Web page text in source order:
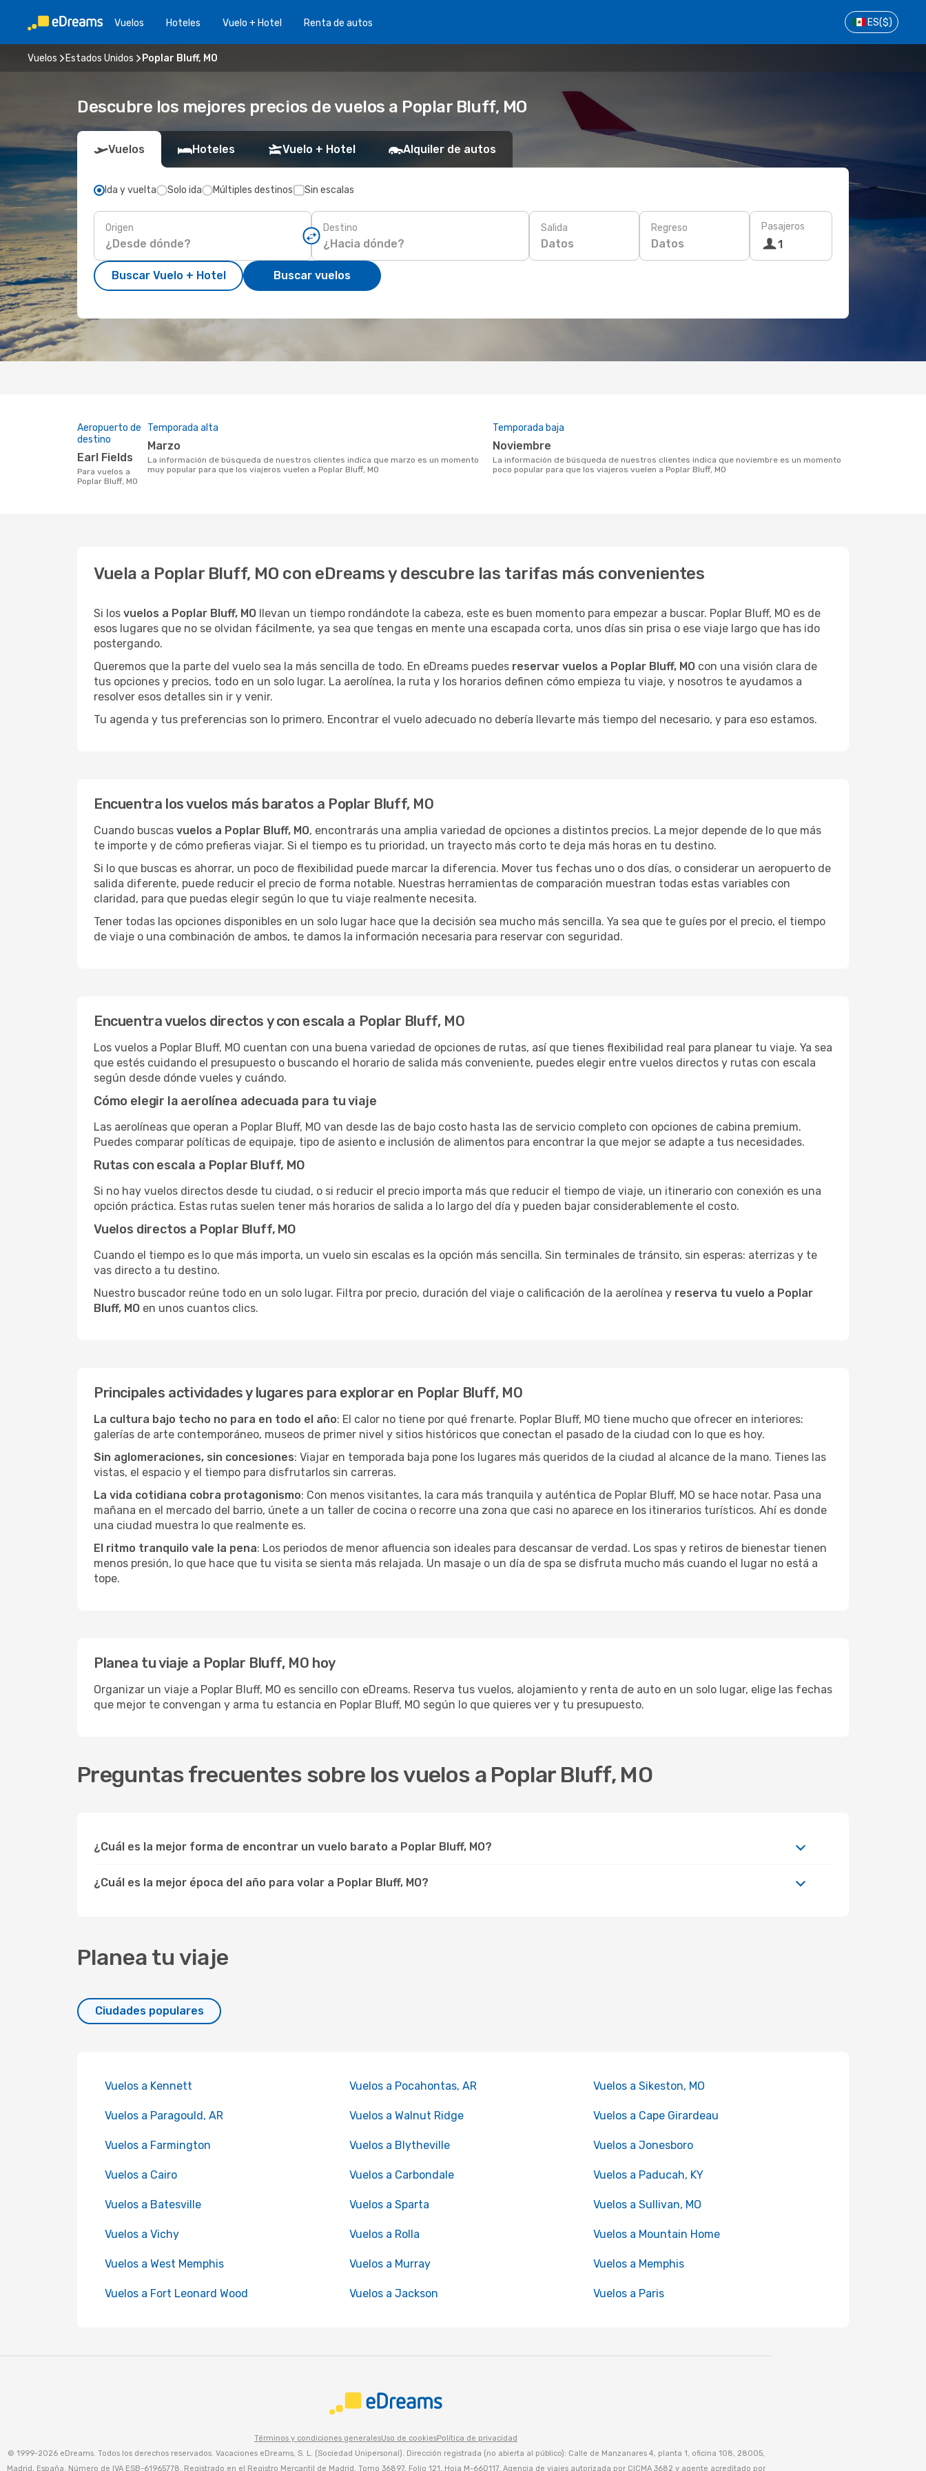
Vuelos Hoteles Vuelo + Hotel Renta de autos ES($)
Vuelos Estados Unidos Poplar Bluff, MO
Descubre los mejores precios de vuelos a Poplar Bluff, MO
Vuelos Hoteles Vuelo + Hotel Alquiler de autos
Ida y vuelta Solo ida Múltiples destinos Sin escalas
Origen Destino Salida
Datos
Regreso
Datos
Pasajeros
1
Buscar Vuelo + Hotel Buscar vuelos
Aeropuerto de
destino
Earl Fields
Para vuelos a
Poplar Bluff, MO
Temporada alta
marzo
La información de búsqueda de nuestros clientes indica que marzo es un momento
muy popular para que los viajeros vuelen a Poplar Bluff, MO
Temporada baja
noviembre
La información de búsqueda de nuestros clientes indica que noviembre es un momento
poco popular para que los viajeros vuelen a Poplar Bluff, MO
Vuela a Poplar Bluff, MO con eDreams y descubre las tarifas más convenientes
Si los vuelos a Poplar Bluff, MO llevan un tiempo rondándote la cabeza, este es buen momento para empezar a buscar. Poplar Bluff, MO es de
esos lugares que no se olvidan fácilmente, ya sea que tengas en mente una escapada corta, unos días sin prisa o ese viaje largo que has ido
postergando.
Queremos que la parte del vuelo sea la más sencilla de todo. En eDreams puedes reservar vuelos a Poplar Bluff, MO con una visión clara de
tus opciones y precios, todo en un solo lugar. La aerolínea, la ruta y los horarios definen cómo empieza tu viaje, y nosotros te ayudamos a
resolver esos detalles sin ir y venir.
Tu agenda y tus preferencias son lo primero. Encontrar el vuelo adecuado no debería llevarte más tiempo del necesario, y para eso estamos.
Encuentra los vuelos más baratos a Poplar Bluff, MO
Cuando buscas vuelos a Poplar Bluff, MO, encontrarás una amplia variedad de opciones a distintos precios. La mejor depende de lo que más
te importe y de cómo prefieras viajar. Si el tiempo es tu prioridad, un trayecto más corto te deja más horas en tu destino.
Si lo que buscas es ahorrar, un poco de flexibilidad puede marcar la diferencia. Mover tus fechas uno o dos días, o considerar un aeropuerto de
salida diferente, puede reducir el precio de forma notable. Nuestras herramientas de comparación muestran todas estas variables con
claridad, para que puedas elegir según lo que tu viaje realmente necesita.
Tener todas las opciones disponibles en un solo lugar hace que la decisión sea mucho más sencilla. Ya sea que te guíes por el precio, el tiempo
de viaje o una combinación de ambos, te damos la información necesaria para reservar con seguridad.
Encuentra vuelos directos y con escala a Poplar Bluff, MO
Los vuelos a Poplar Bluff, MO cuentan con una buena variedad de opciones de rutas, así que tienes flexibilidad real para planear tu viaje. Ya sea
que estés cuidando el presupuesto o buscando el horario de salida más conveniente, puedes elegir entre vuelos directos y rutas con escala
según desde dónde vueles y cuándo.
Cómo elegir la aerolínea adecuada para tu viaje
Las aerolíneas que operan a Poplar Bluff, MO van desde las de bajo costo hasta las de servicio completo con opciones de cabina premium.
Puedes comparar políticas de equipaje, tipo de asiento e inclusión de alimentos para encontrar la que mejor se adapte a tus necesidades.
Rutas con escala a Poplar Bluff, MO
Si no hay vuelos directos desde tu ciudad, o si reducir el precio importa más que reducir el tiempo de viaje, un itinerario con conexión es una
opción práctica. Estas rutas suelen tener más horarios de salida a lo largo del día y pueden bajar considerablemente el costo.
Vuelos directos a Poplar Bluff, MO
Cuando el tiempo es lo que más importa, un vuelo sin escalas es la opción más sencilla. Sin terminales de tránsito, sin esperas: aterrizas y te
vas directo a tu destino.
Nuestro buscador reúne todo en un solo lugar. Filtra por precio, duración del viaje o calificación de la aerolínea y reserva tu vuelo a Poplar
Bluff, MO en unos cuantos clics.
Principales actividades y lugares para explorar en Poplar Bluff, MO
La cultura bajo techo no para en todo el año: El calor no tiene por qué frenarte. Poplar Bluff, MO tiene mucho que ofrecer en interiores:
galerías de arte contemporáneo, museos de primer nivel y sitios históricos que conectan el pasado de la ciudad con lo que es hoy.
Sin aglomeraciones, sin concesiones: Viajar en temporada baja pone los lugares más queridos de la ciudad al alcance de la mano. Tienes las
vistas, el espacio y el tiempo para disfrutarlos sin carreras.
La vida cotidiana cobra protagonismo: Con menos visitantes, la cara más tranquila y auténtica de Poplar Bluff, MO se hace notar. Pasa una
mañana en el mercado del barrio, únete a un taller de cocina o recorre una zona que casi no aparece en los itinerarios turísticos. Ahí es donde
una ciudad muestra lo que realmente es.
El ritmo tranquilo vale la pena: Los periodos de menor afluencia son ideales para descansar de verdad. Los spas y retiros de bienestar tienen
menos presión, lo que hace que tu visita se sienta más relajada. Un masaje o un día de spa se disfruta mucho más cuando el lugar no está a
tope.
Planea tu viaje a Poplar Bluff, MO hoy
Organizar un viaje a Poplar Bluff, MO es sencillo con eDreams. Reserva tus vuelos, alojamiento y renta de auto en un solo lugar, elige las fechas
que mejor te convengan y arma tu estancia en Poplar Bluff, MO según lo que quieres ver y tu presupuesto.
Preguntas frecuentes sobre los vuelos a Poplar Bluff, MO
¿Cuál es la mejor forma de encontrar un vuelo barato a Poplar Bluff, MO?
¿Cuál es la mejor época del año para volar a Poplar Bluff, MO?
Planea tu viaje
Ciudades populares
Vuelos a Kennett Vuelos a Pocahontas, AR Vuelos a Sikeston, MO
Vuelos a Paragould, AR Vuelos a Walnut Ridge Vuelos a Cape Girardeau
Vuelos a Farmington Vuelos a Blytheville Vuelos a Jonesboro
Vuelos a Cairo Vuelos a Carbondale Vuelos a Paducah, KY
Vuelos a Batesville Vuelos a Sparta Vuelos a Sullivan, MO
Vuelos a Vichy Vuelos a Rolla Vuelos a Mountain Home
Vuelos a West Memphis Vuelos a Murray Vuelos a Memphis
Vuelos a Fort Leonard Wood Vuelos a Jackson Vuelos a Paris
Términos y condiciones generalesUso de cookiesPolítica de privacidad
© 1999-2026 eDreams. Todos los derechos reservados. Vacaciones eDreams, S. L. (Sociedad Unipersonal). Dirección registrada (no abierta al público): Calle de Manzanares 4, planta 1, oficina 108, 28005,
Madrid, España. Número de IVA ESB-61965778. Registrado en el Registro Mercantil de Madrid, Tomo 36897, Folio 121, Hoja M-660117. Agencia de viajes autorizada por CICMA 3682 y agente acreditado por